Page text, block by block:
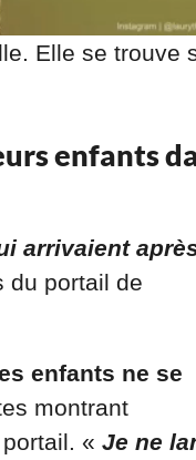
Elle se trouve
enfants
arrivaient
du portail de
enfants ne se
montrant
« Je ne